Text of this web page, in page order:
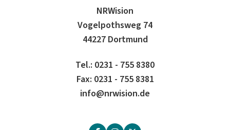
NRWision
Vogelpothsweg 74
44227 Dortmund
Tel.: 0231 - 755 8380
Fax: 0231 - 755 8381
info@nrwision.de